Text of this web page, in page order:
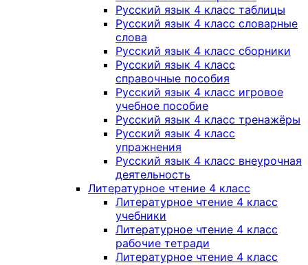
Русский язык 4 класс таблицы
Русский язык 4 класс словарные
слова
Русский язык 4 класс сборники
Русский язык 4 класс
справочные пособия
Русский язык 4 класс игровое
учебное пособие
Русский язык 4 класс тренажёры
Русский язык 4 класс
упражнения
Русский язык 4 класс внеурочная
деятельность
Литературное чтение 4 класс
Литературное чтение 4 класс
учебники
Литературное чтение 4 класс
рабочие тетради
Литературное чтение 4 класс